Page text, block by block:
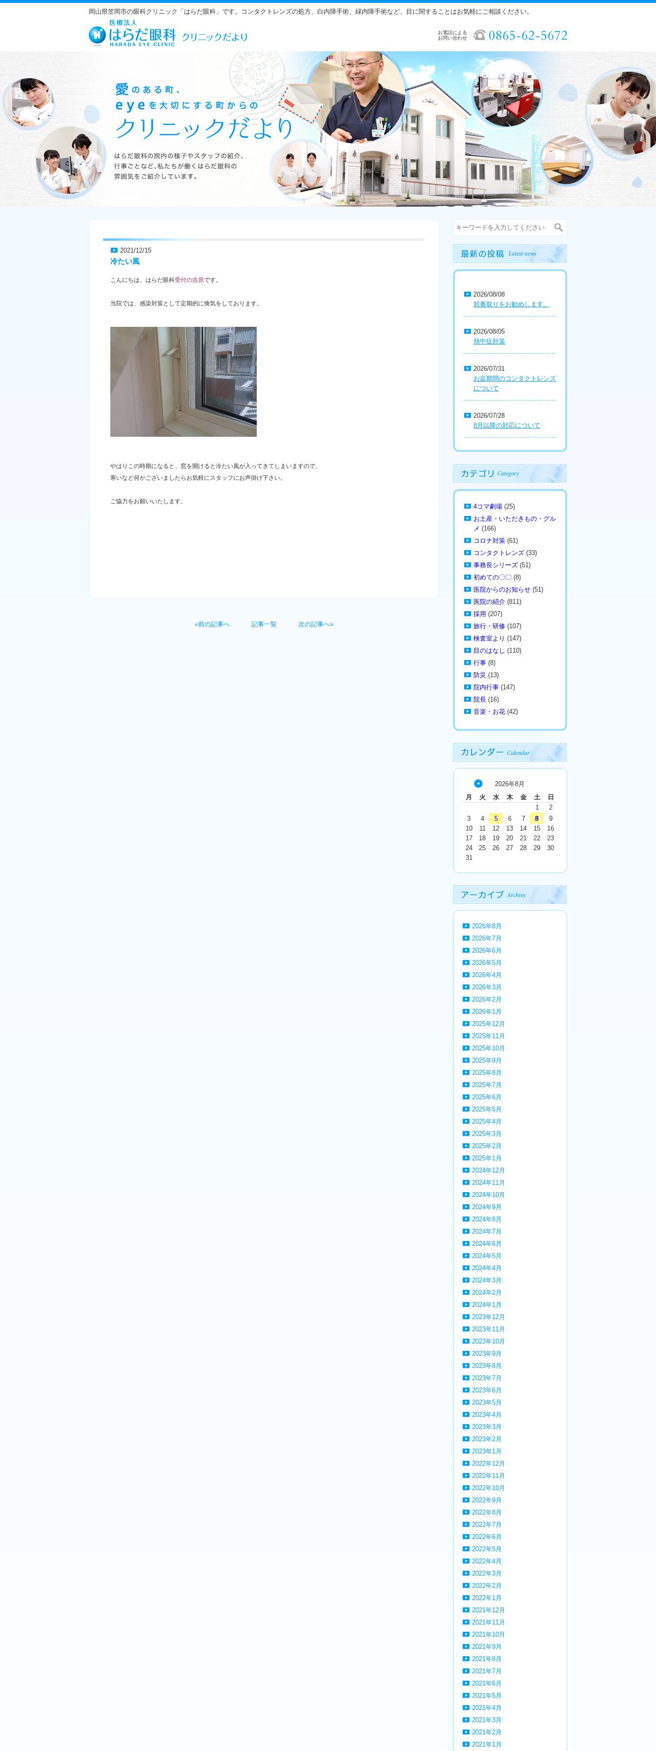
岡山県笠岡市の眼科クリニック「はらだ眼科」です。コンタクトレンズの処方、白内障手術、緑内障手術など、目に関することはお気軽にご相談ください。
お電話による
お問い合わせ
2021/12/15
冷たい風
こんにちは、はらだ眼科受付の吉原です。
当院では、感染対策として定期的に換気をしております。
やはりこの時期になると、窓を開けると冷たい風が入ってきてしまいますので、
寒いなど何かございましたらお気軽にスタッフにお声掛け下さい。
ご協力をお願いいたします。
«前の記事へ 記事一覧 次の記事へ»
2026/08/08
順番取りをお勧めします。
2026/08/05
熱中症対策
2026/07/31
お盆期間のコンタクトレンズ
について
2026/07/28
8月以降の対応について
4コマ劇場 (25)
お土産・いただきもの・グル
メ (166)
コロナ対策 (61)
コンタクトレンズ (33)
事務長シリーズ (51)
初めての〇〇 (8)
医院からのお知らせ (51)
医院の紹介 (811)
採用 (207)
旅行・研修 (107)
検査室より (147)
目のはなし (110)
行事 (8)
防災 (13)
院内行事 (147)
院長 (16)
音楽・お花 (42)
2026年8月
月
火 水 木 金 土 日
« 7
月
1
2
3
4 5 6 7 8
9
10
11 12 13 14 15
16
17
18 19 20 21 22
23
24
25 26 27 28 29
30
31
2026年8月
2026年7月
2026年6月
2026年5月
2026年4月
2026年3月
2026年2月
2026年1月
2025年12月
2025年11月
2025年10月
2025年9月
2025年8月
2025年7月
2025年6月
2025年5月
2025年4月
2025年3月
2025年2月
2025年1月
2024年12月
2024年11月
2024年10月
2024年9月
2024年8月
2024年7月
2024年6月
2024年5月
2024年4月
2024年3月
2024年2月
2024年1月
2023年12月
2023年11月
2023年10月
2023年9月
2023年8月
2023年7月
2023年6月
2023年5月
2023年4月
2023年3月
2023年2月
2023年1月
2022年12月
2022年11月
2022年10月
2022年9月
2022年8月
2022年7月
2022年6月
2022年5月
2022年4月
2022年3月
2022年2月
2022年1月
2021年12月
2021年11月
2021年10月
2021年9月
2021年8月
2021年7月
2021年6月
2021年5月
2021年4月
2021年3月
2021年2月
2021年1月